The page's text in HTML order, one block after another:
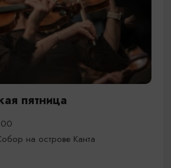
пятница
на острове Канта